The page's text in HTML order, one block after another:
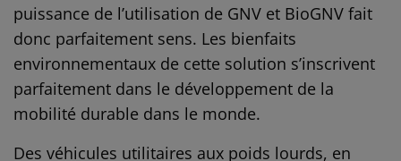
puissance de l’utilisation de GNV et BioGNV fait
donc parfaitement sens. Les bienfaits
environnementaux de cette solution s’inscrivent
parfaitement dans le développement de la
mobilité durable dans le monde.
Des véhicules utilitaires aux poids lourds, en